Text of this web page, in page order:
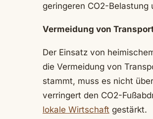
geringeren CO2-
Vermeidung von
Der Einsatz von
die Vermeidung von
stammt, muss es nicht
verringert den CO2-
lokale Wirtschaft gestärkt.